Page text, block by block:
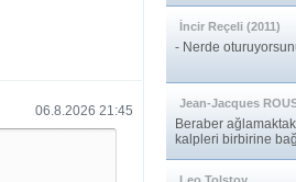
06.8.2026 21:45
İncir Reçeli (2011)
- Nerde
Jean-Jacques
Beraber
kalpleri birbirine